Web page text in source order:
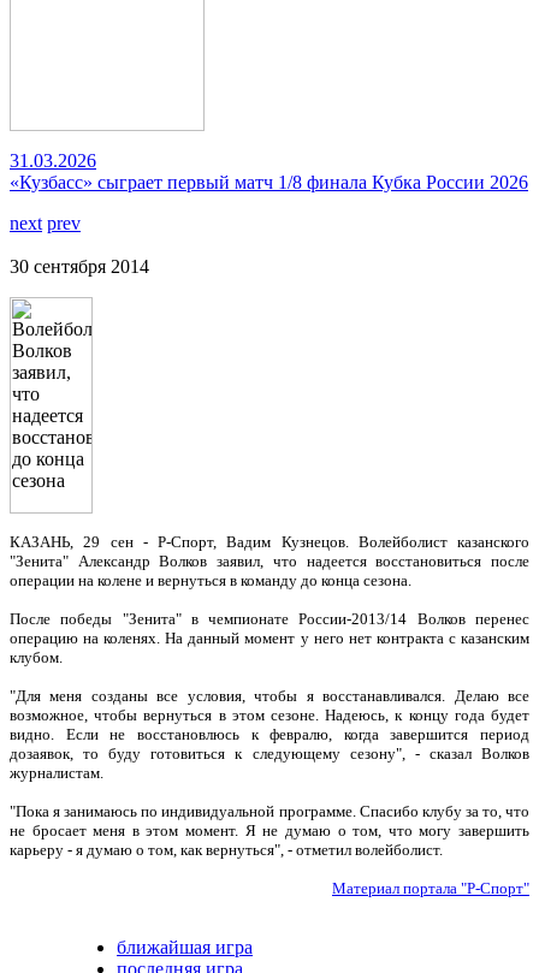
31.03.2026
«Кузбасс» сыграет первый матч 1/8 финала Кубка России 2026
next prev
30 сентября 2014
КАЗАНЬ, 29 сен - Р-Спорт, Вадим Кузнецов. Волейболист казанского
"Зенита" Александр Волков заявил, что надеется восстановиться после
операции на колене и вернуться в команду до конца сезона.
После победы "Зенита" в чемпионате России-2013/14 Волков перенес
операцию на коленях. На данный момент у него нет контракта с казанским
клубом.
"Для меня созданы все условия, чтобы я восстанавливался. Делаю все
возможное, чтобы вернуться в этом сезоне. Надеюсь, к концу года будет
видно. Если не восстановлюсь к февралю, когда завершится период
дозаявок, то буду готовиться к следующему сезону", - сказал Волков
журналистам.
"Пока я занимаюсь по индивидуальной программе. Спасибо клубу за то, что
не бросает меня в этом момент. Я не думаю о том, что могу завершить
карьеру - я думаю о том, как вернуться", - отметил волейболист.
Материал портала "Р-Спорт"
ближайшая игра
последняя игра